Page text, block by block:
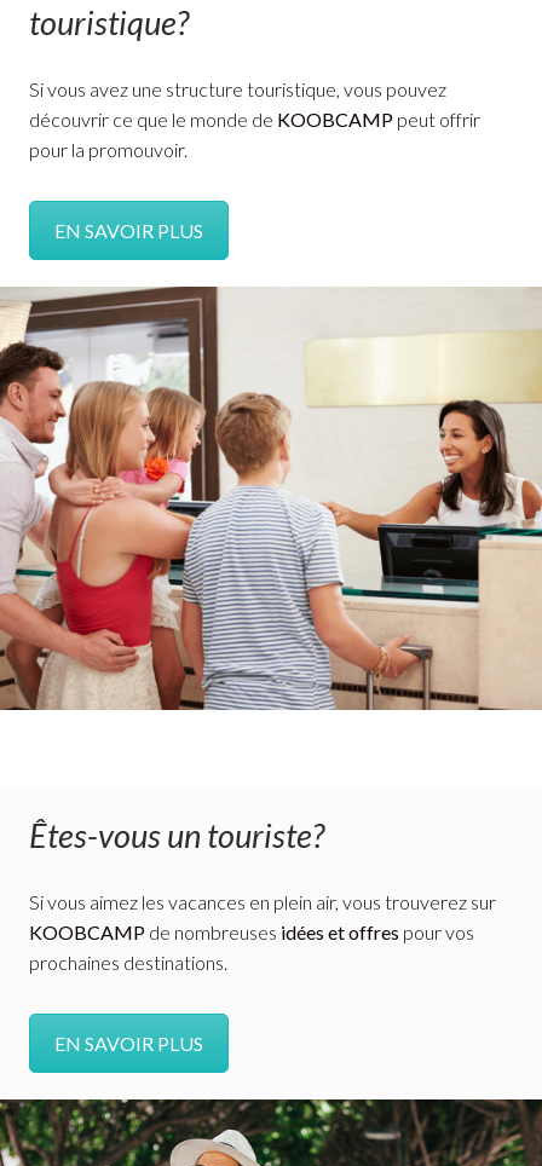
touristique?
Si vous avez une structure touristique, vous pouvez
découvrir ce que le monde de KOOBCAMP peut offrir
pour la promouvoir.
EN SAVOIR PLUS
Êtes-vous un touriste?
Si vous aimez les vacances en plein air, vous trouverez sur
KOOBCAMP de nombreuses idées et offres pour vos
prochaines destinations.
EN SAVOIR PLUS